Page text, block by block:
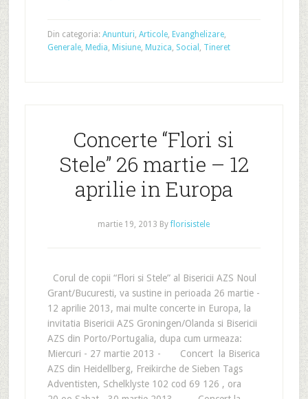
Din categoria: Anunturi, Articole, Evanghelizare,
Generale, Media, Misiune, Muzica, Social , Tineret
Concerte “Flori si
Stele” 26 martie – 12
aprilie in Europa
martie 19, 2013 Byflorisistele
Corul de copii “Flori si Stele” al Bisericii AZS Noul
Grant/Bucuresti, va sustine in perioada 26 martie -
12 aprilie 2013, mai multe concerte in Europa, la
invitatia Bisericii AZS Groningen/Olanda si Bisericii
AZS din Porto/Portugalia, dupa cum urmeaza:
Miercuri - 27 martie 2013 - Concert la Biserica
AZS din Heidellberg, Freikirche de Sieben Tags
Adventisten, Schelklyste 102 cod 69 126 , ora